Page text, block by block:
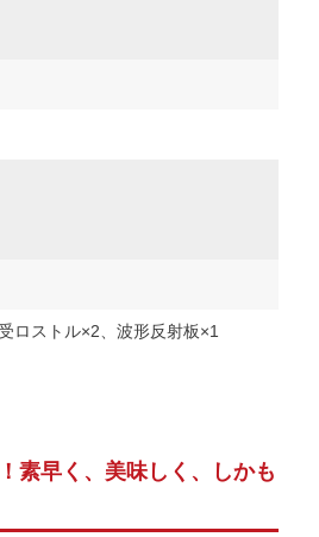
ロストル×2、波形反射板×1
素早く、美味しく、しかも